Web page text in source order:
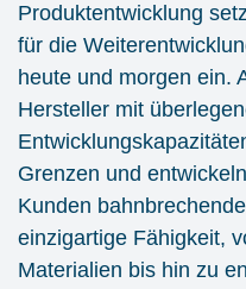
Produktentwicklung
für die
heute und morgen ein.
Hersteller mit
Grenzen und
Kunden
einzigartige Fähigkeit,
Materialien bis hin zu